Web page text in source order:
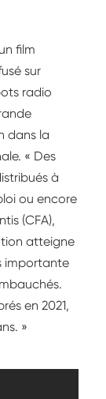
film
sur
radio
dans la
« Des
à
ou encore
(CFA),
atteigne
importante
en 2021,
»